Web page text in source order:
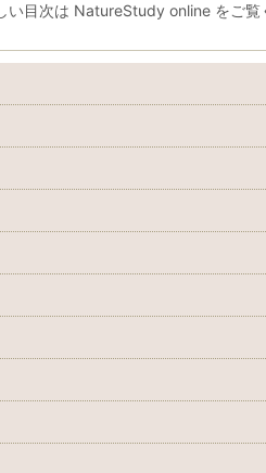
い目次は NatureStudy online を